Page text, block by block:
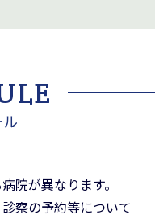
院が異なります。
察の予約等について